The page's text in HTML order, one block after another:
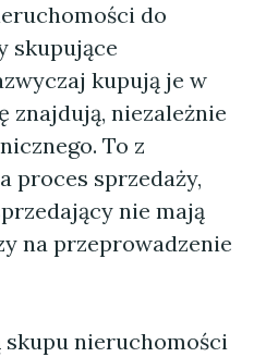
do
skupujące
kupują je w
znajdują, niezależnie
To z
proces sprzedaży,
nie mają
na przeprowadzenie
skupu nieruchomości